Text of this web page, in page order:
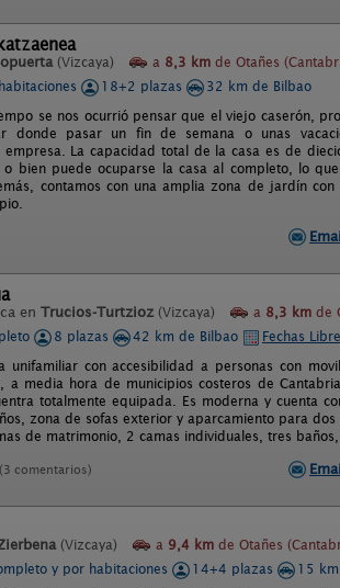
(Vizcaya) a 8,3 km de Otañes
18+2 plazas
32 km de Bilbao
se nos ocurrió pensar que el viejo caserón,
donde pasar un fin de semana o unas
empresa. La capacidad total de la casa es de
o bien puede ocuparse la casa al completo, lo
contamos con una amplia zona de jardín
en Trucios-Turtzioz (Vizcaya) a 8,3 km de
8 plazas 42 km de Bilbao
Fechas
unifamiliar con accesibilidad a personas con
a media hora de municipios costeros de
totalmente equipada. Es moderna y cuenta
zona de sofas exterior y aparcamiento para
de matrimonio, 2 camas individuales, tres
(3 comentarios)
(Vizcaya) a 9,4 km de Otañes
y por habitaciones
14+4 plazas
15